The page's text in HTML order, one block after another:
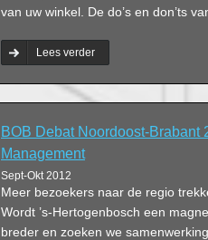
van uw winkel. De do’s en don’ts
Lees verder
BOB Debat Noordoost-Brabant
Management
Sept-Okt 2012
Meer bezoekers naar de regio
Wordt ’s-Hertogenbosch een
breder en zoeken we